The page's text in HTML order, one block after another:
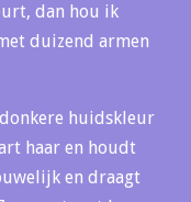
dan hou ik
duizend armen
donkere huidskleur
haar en houdt
en draagt